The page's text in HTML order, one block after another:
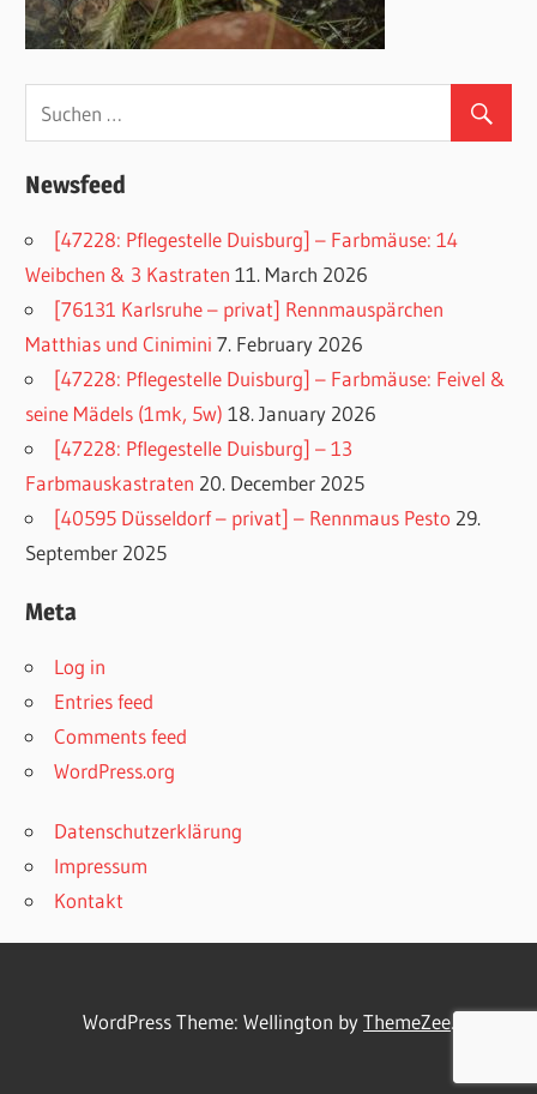
Newsfeed
[47228: Pflegestelle Duisburg] – Farbmäuse: 14
Weibchen & 3 Kastraten 11. March 2026
[76131 Karlsruhe – privat] Rennmauspärchen
Matthias und Cinimini 7. February 2026
[47228: Pflegestelle Duisburg] – Farbmäuse: Feivel &
seine Mädels (1mk, 5w) 18. January 2026
[47228: Pflegestelle Duisburg] – 13
Farbmauskastraten 20. December 2025
[40595 Düsseldorf – privat] – Rennmaus Pesto 29.
September 2025
Meta
Log in
Entries feed
Comments feed
WordPress.org
Datenschutzerklärung
Impressum
Kontakt
WordPress Theme: Wellington byThemeZee.